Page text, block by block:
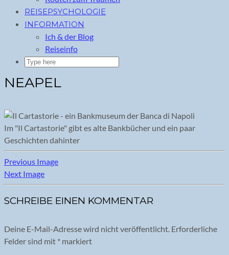
REISEPSYCHOLOGIE
INFORMATION
Ich & der Blog
Reiseinfo
NEAPEL
Im "Il Cartastorie" gibt es alte Bankbücher und ein paar
Geschichten dahinter
Previous Image
Next Image
SCHREIBE EINEN KOMMENTAR
Deine E-Mail-Adresse wird nicht veröffentlicht. Erforderliche
Felder sind mit * markiert